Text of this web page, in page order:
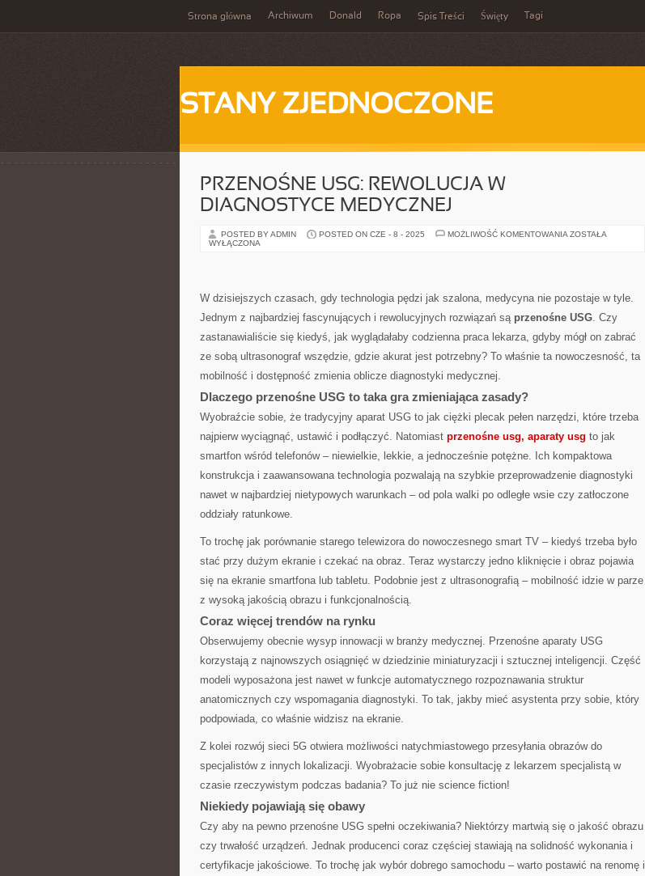
Strona główna Archiwum Donald Ropa Spis Treści Święty Tagi
STANY ZJEDNOCZONE
PRZENOŚNE USG: REWOLUCJA W
DIAGNOSTYCE MEDYCZNEJ
POSTED BY ADMIN POSTED ON CZE - 8 - 2025 MOŻLIWOŚĆ KOMENTOWANIA PRZENOŚNE
ZOSTAŁA
WYŁĄCZONA
W dzisiejszych czasach, gdy technologia pędzi jak szalona, medycyna nie pozostaje w tyle.
Jednym z najbardziej fascynujących i rewolucyjnych rozwiązań są przenośne USG. Czy
zastanawialiście się kiedyś, jak wyglądałaby codzienna praca lekarza, gdyby mógł on zabrać
ze sobą ultrasonograf wszędzie, gdzie akurat jest potrzebny? To właśnie ta nowoczesność, ta
mobilność i dostępność zmienia oblicze diagnostyki medycznej.
Dlaczego przenośne USG to taka gra zmieniająca zasady?
Wyobraźcie sobie, że tradycyjny aparat USG to jak ciężki plecak pełen narzędzi, które trzeba
najpierw wyciągnąć, ustawić i podłączyć. Natomiast przenośne usg, aparaty usg to jak
smartfon wśród telefonów – niewielkie, lekkie, a jednocześnie potężne. Ich kompaktowa
konstrukcja i zaawansowana technologia pozwalają na szybkie przeprowadzenie diagnostyki
nawet w najbardziej nietypowych warunkach – od pola walki po odległe wsie czy zatłoczone
oddziały ratunkowe.
To trochę jak porównanie starego telewizora do nowoczesnego smart TV – kiedyś trzeba było
stać przy dużym ekranie i czekać na obraz. Teraz wystarczy jedno kliknięcie i obraz pojawia
się na ekranie smartfona lub tabletu. Podobnie jest z ultrasonografią – mobilność idzie w parze
z wysoką jakością obrazu i funkcjonalnością.
Coraz więcej trendów na rynku
Obserwujemy obecnie wysyp innowacji w branży medycznej. Przenośne aparaty USG
korzystają z najnowszych osiągnięć w dziedzinie miniaturyzacji i sztucznej inteligencji. Część
modeli wyposażona jest nawet w funkcje automatycznego rozpoznawania struktur
anatomicznych czy wspomagania diagnostyki. To tak, jakby mieć asystenta przy sobie, który
podpowiada, co właśnie widzisz na ekranie.
Z kolei rozwój sieci 5G otwiera możliwości natychmiastowego przesyłania obrazów do
specjalistów z innych lokalizacji. Wyobrażacie sobie konsultację z lekarzem specjalistą w
czasie rzeczywistym podczas badania? To już nie science fiction!
Niekiedy pojawiają się obawy
Czy aby na pewno przenośne USG spełni oczekiwania? Niektórzy martwią się o jakość obrazu
czy trwałość urządzeń. Jednak producenci coraz częściej stawiają na solidność wykonania i
certyfikacje jakościowe. To trochę jak wybór dobrego samochodu – warto postawić na renomę i